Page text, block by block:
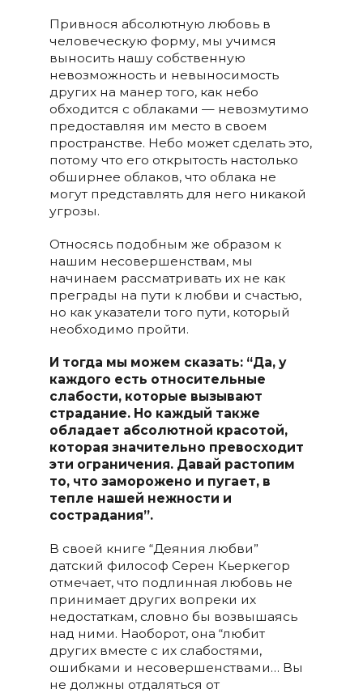
Привнося абсолютную любовь в
человеческую форму, мы учимся
выносить нашу собственную
невозможность и невыносимость
других на манер того, как небо
обходится с облаками — невозмутимо
предоставляя им место в своем
пространстве. Небо может сделать это,
потому что его открытость настолько
обширнее облаков, что облака не
могут представлять для него никакой
угрозы.
Относясь подобным же образом к
нашим несовершенствам, мы
начинаем рассматривать их не как
преграды на пути к любви и счастью,
но как указатели того пути, который
необходимо пройти.
И тогда мы можем сказать: “Да, у
каждого есть относительные
слабости, которые вызывают
страдание. Но каждый также
обладает абсолютной красотой,
которая значительно превосходит
эти ограничения. Давай растопим
то, что заморожено и пугает, в
тепле нашей нежности и
сострадания”.
В своей книге “Деяния любви”
датский философ Серен Кьеркегор
отмечает, что подлинная любовь не
принимает других вопреки их
недостаткам, словно бы возвышаясь
над ними. Наоборот, она “любит
других вместе с их слабостями,
ошибками и несовершенствами… Вы
не должны отдаляться от